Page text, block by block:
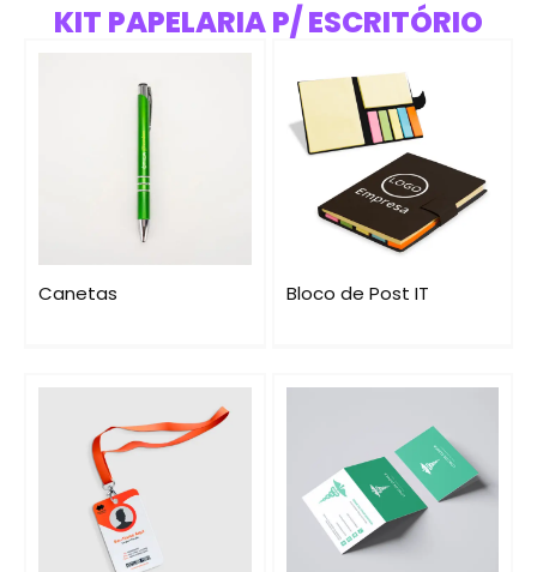
KIT PAPELARIA P/ ESCRITÓRIO
Canetas Bloco de Post IT